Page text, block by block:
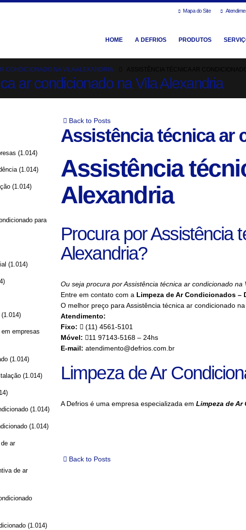
Mapa do Site
HOME A DEFRIOS PRODUTOS
CONDICIONADO NA VILA ALEXANDRIA
ar condicionado na Vila Alexandria
Back to Posts
Assistência técnica ar
Assistência
Alexandria
Procura por Assistência
Alexandria?
Ou seja procura por Assistência técnica ar condicionado
Entre em contato com a Limpeza de Ar Condicionados –
O melhor preço para Assistência técnica ar condicionado
Atendimento:
Fixo:
(11) 4561-5101
Móvel:
11 97143-5168 – 24hs
E-mail: atendimento@defrios.com.br
Limpeza de Ar
A Defrios é uma empresa especializada em Limpeza de Ar
Back to Posts
(1.014)
(1.014)
(1.014)
para
(1.014)
(1.014)
empresas
(1.014)
(1.014)
(1.014)
(1.014)
ar
de ar
(1.014)